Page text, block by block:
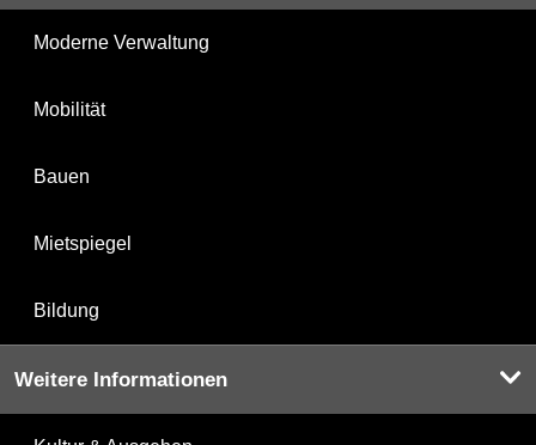
Moderne Verwaltung
Mobilität
Bauen
Mietspiegel
Bildung
Weitere Informationen